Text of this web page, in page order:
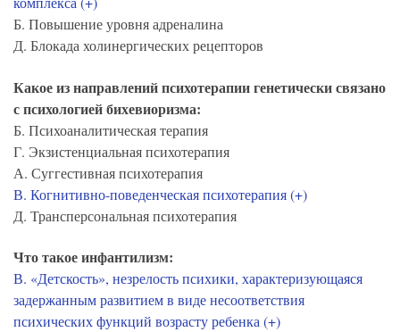
Б. Повышение уровня адреналина
Д. Блокада холинергических рецепторов
Какое из направлений психотерапии генетически связано
с психологией бихевиоризма:
Б. Психоаналитическая терапия
Г. Экзистенциальная психотерапия
А. Суггестивная психотерапия
В. Когнитивно-поведенческая психотерапия (+)
Д. Трансперсональная психотерапия
Что такое инфантилизм:
В. «Детскость», незрелость психики, характеризующаяся
задержанным развитием в виде несоответствия
психических функций возрасту ребенка (+)